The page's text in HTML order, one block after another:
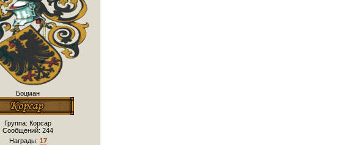
Боцман
Группа: Корсар
Сообщений:244
Награды: 17